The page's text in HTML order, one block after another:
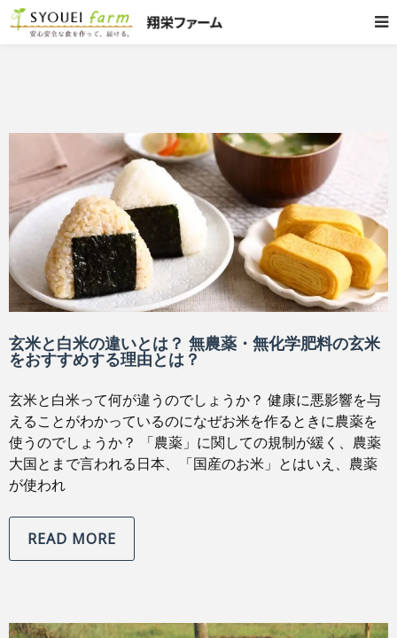
玄米と白米の違いとは？ 無農薬・無化学肥料の玄米
をおすすめする理由とは？
玄米と白米って何が違うのでしょうか？ 健康に悪影響を与
えることがわかっているのになぜお米を作るときに農薬を
使うのでしょうか？ 「農薬」に関しての規制が緩く、農薬
大国とまで言われる日本、「国産のお米」とはいえ、農薬
が使われ
READ MORE